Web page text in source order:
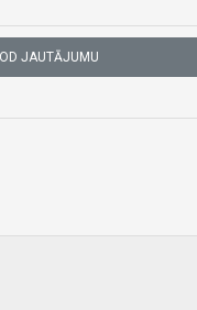
JAUTĀJUMU